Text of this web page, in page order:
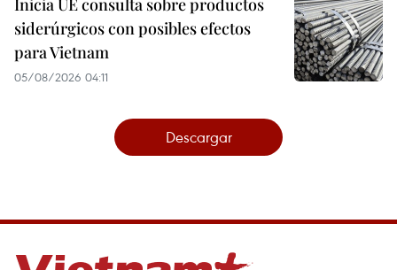
Inicia UE consulta sobre productos
siderúrgicos con posibles efectos
para Vietnam
05/08/2026 04:11
Descargar